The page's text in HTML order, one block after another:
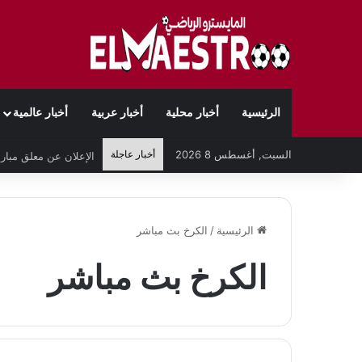
الرئيسية أخبار محلية أخبار عربية أخبار عالمية
السبت, أغسطس 8 2026 أخبار عاجلة
الرئيسية / الكرخ بث مباشر
الكرخ بث مباشر